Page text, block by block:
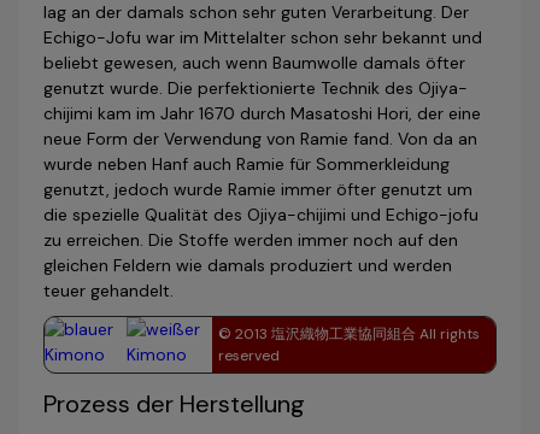
lag an der damals schon sehr guten Verarbeitung. Der
Echigo-Jofu war im Mittelalter schon sehr bekannt und
beliebt ge­wesen, auch wenn Baumwolle damals öfter
genutzt wurde. Die perfektionierte Technik des Ojiya-
chijimi kam im Jahr 1670 durch Masatoshi Hori, der eine
neue Form der Verwendung von Ramie fand. Von da an
wurde neben Hanf auch Ramie für Sommer­klei­dung
genutzt, jedoch wurde Ramie immer öfter genutzt um
die spezielle Qualität des Ojiya-chijimi und Echigo-jofu
zu er­rei­chen. Die Stoffe werden immer noch auf den
gleichen Feldern wie damals produziert und werden
teuer gehandelt.
© 2013 塩沢織物工業協同組合 All rights
reserved
Prozess der Herstellung